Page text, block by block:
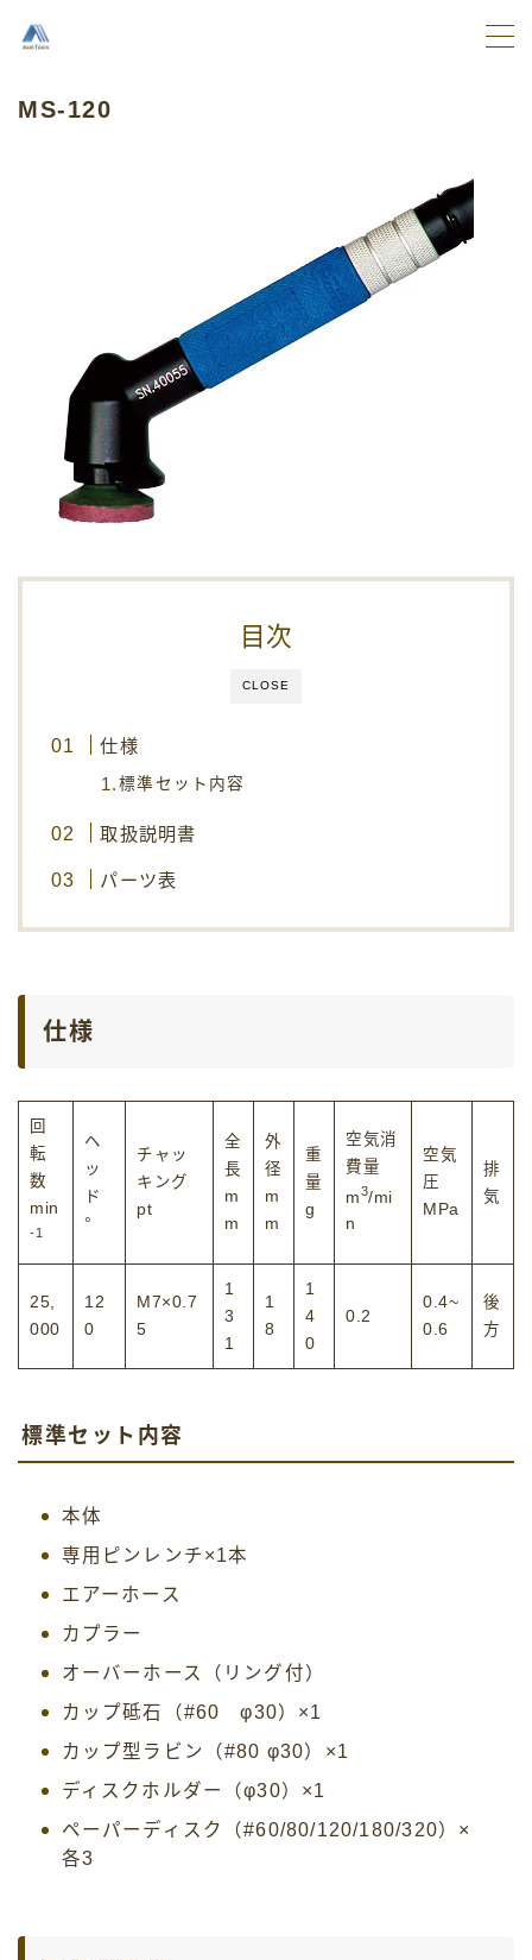
アクセサリー
ご注文
ユーザーガイド
安全に関する注意事項
お問い合わせ
MS-120
CLOSE
目次
仕様
標準セット内容
取扱説明書
パーツ表
仕様
回
転
数
min
-1
ヘ
ッ
ド
°
チャッ
キング
pt
全
長
m
m
外
径
m
m
重
量
g
空気消
費量
m3/mi
n
空気
圧
MPa
排
気
25,
000
12
0
M7×0.7
5
1
3
1
1
8
1
4
0
0.2
0.4~
0.6
後
方
標準セット内容
本体
専用ピンレンチ×1本
エアーホース
カプラー
オーバーホース（リング付）
カップ砥石（#60 φ30）×1
カップ型ラビン（#80 φ30）×1
ディスクホルダー（φ30）×1
ペーパーディスク（#60/80/120/180/320）×
各3